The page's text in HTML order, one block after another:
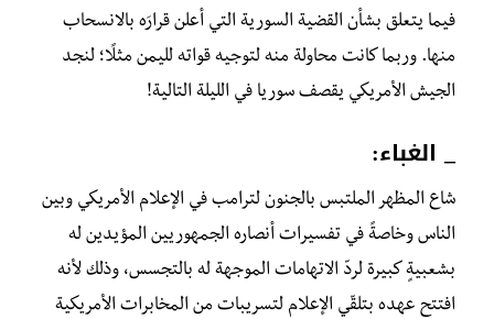
فيما يتعلق بشأن القضية السورية التي أعلن قرارَه بالانسحاب
منها. وربما كانت محاولة منه لتوجيه قواته لليمن مثلًا؛ لنجد
الجيش الأمريكي يقصف سوريا في الليلة التالية!
_ الغباء:
شاع المظهر الملتبس بالجنون لترامب في الإعلام الأمريكي وبين
الناس وخاصةً في تفسيرات أنصاره الجمهوريين المؤيدين له
بشعبيةٍ كبيرة لردّ الاتهامات الموجهة له بالتجسس، وذلك لأنه
افتتح عهده بتلقّي الإعلام لتسريبات من المخابرات الأمريكية